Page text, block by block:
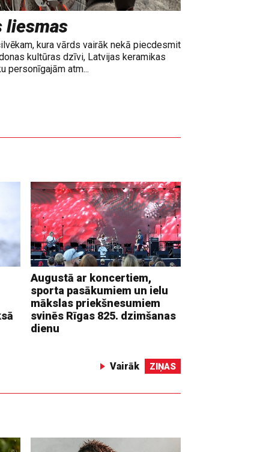
liesmas
kura vārds vairāk nekā piecdesmit
kultūras dzīvi, Latvijas keramikas
personīgajām atm...
Augustā ar koncertiem,
sporta pasākumiem un ielu
mākslas priekšnesumiem
svinēs Rīgas 825. dzimšanas
dienu
Vairāk ZIŅAS